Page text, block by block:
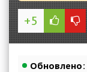
+5
Обновлено: